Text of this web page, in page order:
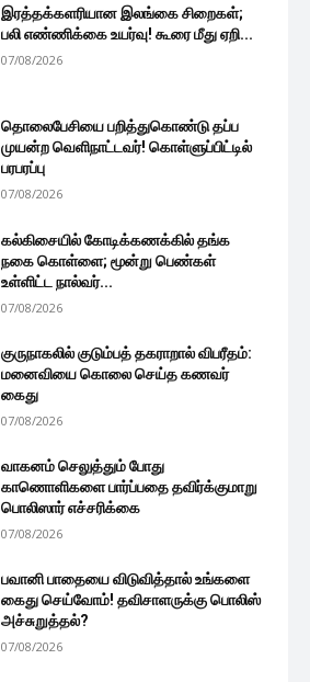
இரத்தக்களரியான இலங்கை சிறைகள்;
பலி எண்ணிக்கை உயர்வு! கூரை மீது ஏறி...
07/08/2026
தொலைபேசியை பறித்துகொண்டு தப்ப
முயன்ற வெளிநாட்டவர்! கொள்ளுப்பிட்டில்
பரபரப்பு
07/08/2026
கல்கிசையில் கோடிக்கணக்கில் தங்க
நகை கொள்ளை; மூன்று பெண்கள்
உள்ளிட்ட நால்வர்...
07/08/2026
குருநாகலில் குடும்பத் தகராறால் விபரீதம்:
மனைவியை கொலை செய்த கணவர்
கைது
07/08/2026
வாகனம் செலுத்தும் போது
காணொளிகளை பார்ப்பதை தவிர்க்குமாறு
பொலிஸார் எச்சரிக்கை
07/08/2026
பவானி பாதையை விடுவித்தால் உங்களை
கைது செய்வோம்! தவிசாளருக்கு பொலிஸ்
அச்சுறுத்தல்?
07/08/2026